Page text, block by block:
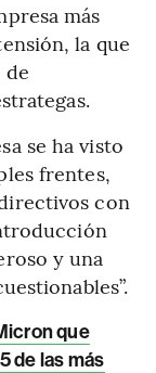
más
la que
de
se ha visto
frentes,
con
y una
que
de las más